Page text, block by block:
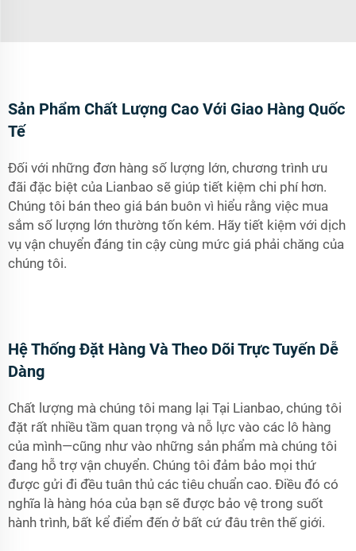
Sản Phẩm Chất Lượng Cao Với Giao Hàng Quốc
Tế
Đối với những đơn hàng số lượng lớn, chương trình ưu
đãi đặc biệt của Lianbao sẽ giúp tiết kiệm chi phí hơn.
Chúng tôi bán theo giá bán buôn vì hiểu rằng việc mua
sắm số lượng lớn thường tốn kém. Hãy tiết kiệm với dịch
vụ vận chuyển đáng tin cậy cùng mức giá phải chăng của
chúng tôi.
Hệ Thống Đặt Hàng Và Theo Dõi Trực Tuyến Dễ
Dàng
Chất lượng mà chúng tôi mang lại Tại Lianbao, chúng tôi
đặt rất nhiều tầm quan trọng và nỗ lực vào các lô hàng
của mình—cũng như vào những sản phẩm mà chúng tôi
đang hỗ trợ vận chuyển. Chúng tôi đảm bảo mọi thứ
được gửi đi đều tuân thủ các tiêu chuẩn cao. Điều đó có
nghĩa là hàng hóa của bạn sẽ được bảo vệ trong suốt
hành trình, bất kể điểm đến ở bất cứ đâu trên thế giới.